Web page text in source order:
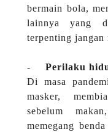
bermain bola,
lainnya yang
terpenting jangan
-
Perilaku
Di masa
masker,
sebelum
memegang